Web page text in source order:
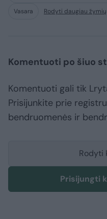
Vasara
Rodyti daugiau žymių
Komentuoti po šiuo
Komentuoti gali tik
Prisijunkite prie
bendruomenės ir
Rodyti
Prisijungti